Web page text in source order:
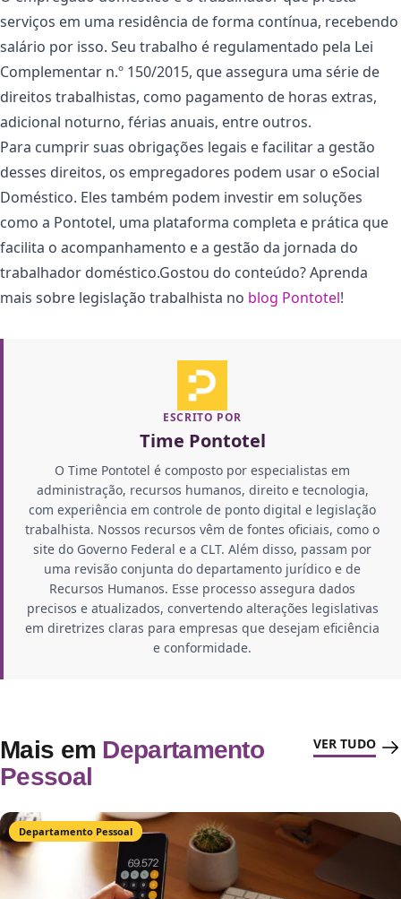
serviços em uma residência de forma contínua, recebendo
salário por isso. Seu trabalho é regulamentado pela Lei
Complementar n.º 150/2015, que assegura uma série de
direitos trabalhistas, como pagamento de horas extras,
adicional noturno, férias anuais, entre outros.
Para cumprir suas obrigações legais e facilitar a gestão
desses direitos, os empregadores podem usar o eSocial
Doméstico. Eles também podem investir em soluções
como a Pontotel, uma plataforma completa e prática que
facilita o acompanhamento e a gestão da jornada do
trabalhador doméstico.Gostou do conteúdo? Aprenda
mais sobre legislação trabalhista no blog Pontotel!
ESCRITO POR
Time Pontotel
O Time Pontotel é composto por especialistas em
administração, recursos humanos, direito e tecnologia,
com experiência em controle de ponto digital e legislação
trabalhista. Nossos recursos vêm de fontes oficiais, como o
site do Governo Federal e a CLT. Além disso, passam por
uma revisão conjunta do departamento jurídico e de
Recursos Humanos. Esse processo assegura dados
precisos e atualizados, convertendo alterações legislativas
em diretrizes claras para empresas que desejam eficiência
e conformidade.
Mais em Departamento
Pessoal
VER TUDO
Departamento Pessoal